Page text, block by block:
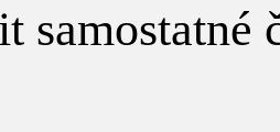
samostatné